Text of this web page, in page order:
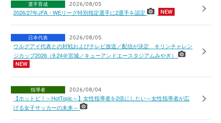
選手育成 2026/08/05
2026/27年JFA・WEリーグ特別指定選手に2選手を認定
日本代表 2026/08/05
ウルグアイ代表との対戦およびテレビ放送／配信が決定 キリンチャレン
ジカップ2026（9.24＠宮城／キューアンドエースタジアムみやぎ）
指導者 2026/08/04
【ホットピ！～HotTopic～】女性指導者を2倍にしたい～女性指導者が広
げる女子サッカーの未来～